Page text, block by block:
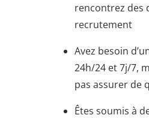
rencontrez des
recrutement
Avez besoin
24h/24 et 7j/7,
pas assurer de
Êtes soumis à